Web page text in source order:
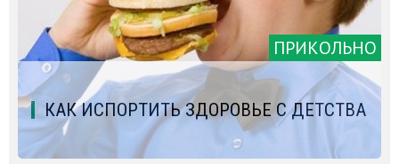
ПРИКОЛЬНО
КАК ИСПОРТИТЬ ЗДОРОВЬЕ С ДЕТСТВА